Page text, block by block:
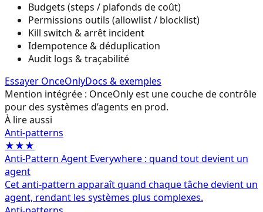
Budgets (steps / plafonds de coût)
Permissions outils (allowlist / blocklist)
Kill switch & arrêt incident
Idempotence & déduplication
Audit logs & traçabilité
Essayer OnceOnlyDocs & exemples
Mention intégrée : OnceOnly est une couche de contrôle
pour des systèmes d’agents en prod.
À lire aussi
Anti-patterns
★★★
Anti-Pattern Agent Everywhere : quand tout devient un
agent
Cet anti-pattern apparaît quand chaque tâche devient un
agent, rendant les systèmes plus complexes.